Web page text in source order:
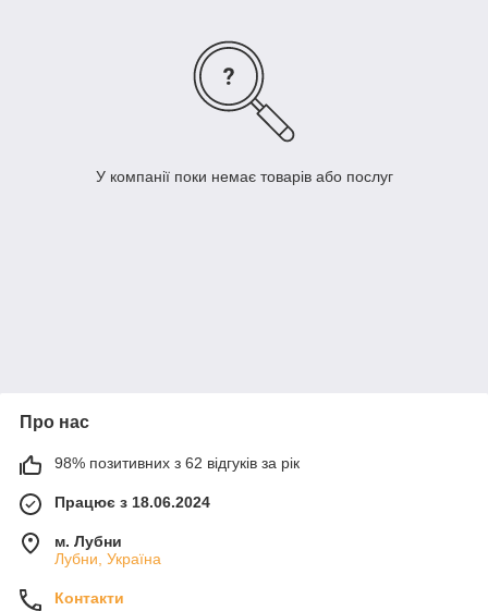
У компанії поки немає товарів або послуг
Про нас
98% позитивних з 62 відгуків за рік
Працює з 18.06.2024
м. Лубни
Лубни, Україна
Контакти